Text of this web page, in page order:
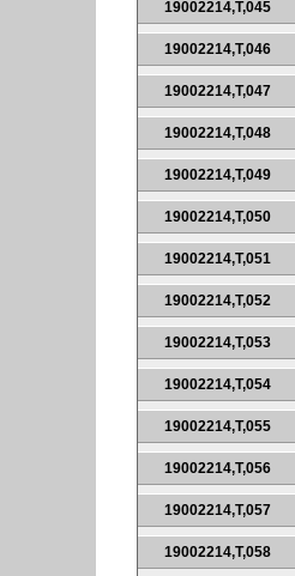
19002214,T,045
19002214,T,046
19002214,T,047
19002214,T,048
19002214,T,049
19002214,T,050
19002214,T,051
19002214,T,052
19002214,T,053
19002214,T,054
19002214,T,055
19002214,T,056
19002214,T,057
19002214,T,058